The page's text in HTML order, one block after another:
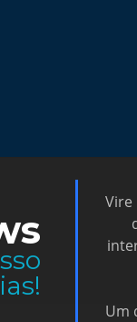
Vire
Um